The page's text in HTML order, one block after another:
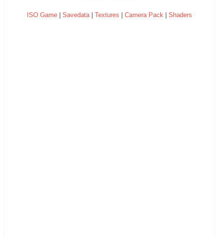
ISO Game Savedata| Textures Camera Pack Shaders